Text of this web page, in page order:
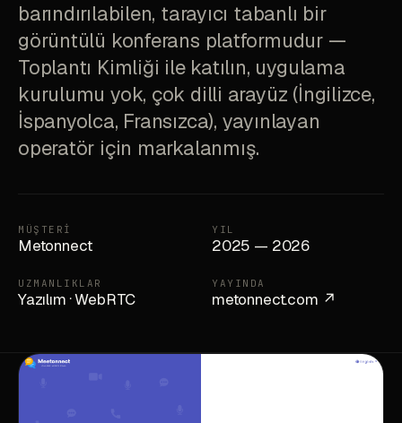
barındırılabilen, tarayıcı tabanlı bir
görüntülü konferans platformudur —
Toplantı Kimliği ile katılın, uygulama
kurulumu yok, çok dilli arayüz (İngilizce,
İspanyolca, Fransızca), yayınlayan
operatör için markalanmış.
MÜŞTERI
Metonnect
YIL
2025 — 2026
UZMANLIKLAR
Yazılım ·WebRTC
YAYINDA
metonnect.com ↗